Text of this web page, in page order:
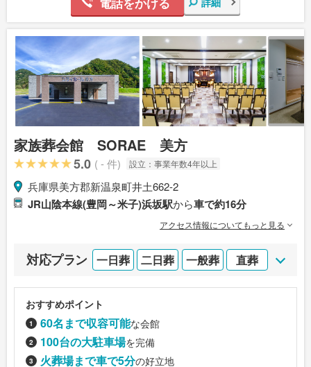
家族葬会館 SORAE 美方
5.0 ( - 件) 設立： 事業年数4年以上
兵庫県美方郡新温泉町井土662-2
JR山陰本線(豊岡～米子)浜坂駅から車で約16分
アクセス情報についてもっと見る
対応プラン 一日葬 二日葬 一般葬 直葬
おすすめポイント
60名まで収容可能な会館
100台の大駐車場を完備
火葬場まで車で5分の好立地